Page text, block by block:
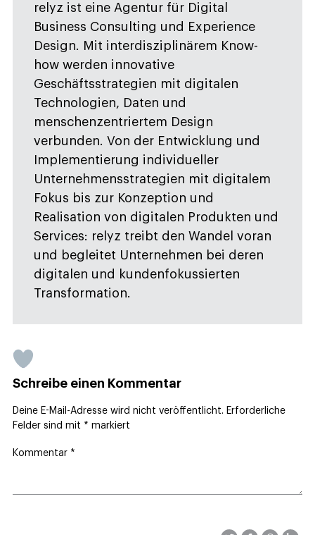
relyz ist eine Agentur für Digital
Business Consulting und Experience
Design. Mit interdisziplinärem Know-
how werden innovative
Geschäftsstrategien mit digitalen
Technologien, Daten und
menschenzentriertem Design
verbunden. Von der Entwicklung und
Implementierung individueller
Unternehmensstrategien mit digitalem
Fokus bis zur Konzeption und
Realisation von digitalen Produkten und
Services: relyz treibt den Wandel voran
und begleitet Unternehmen bei deren
digitalen und kundenfokussierten
Transformation.
Schreibe einen Kommentar
Deine E-Mail-Adresse wird nicht veröffentlicht. Erforderliche
Felder sind mit * markiert
Kommentar *